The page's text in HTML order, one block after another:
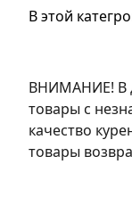
В этой
ВНИМАНИЕ! В
товары с
качество
товары